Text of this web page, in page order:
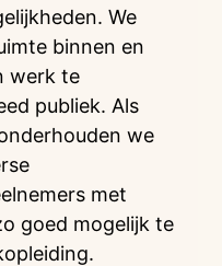
We
binnen en
werk te
publiek. Als
we
met
goed mogelijk te